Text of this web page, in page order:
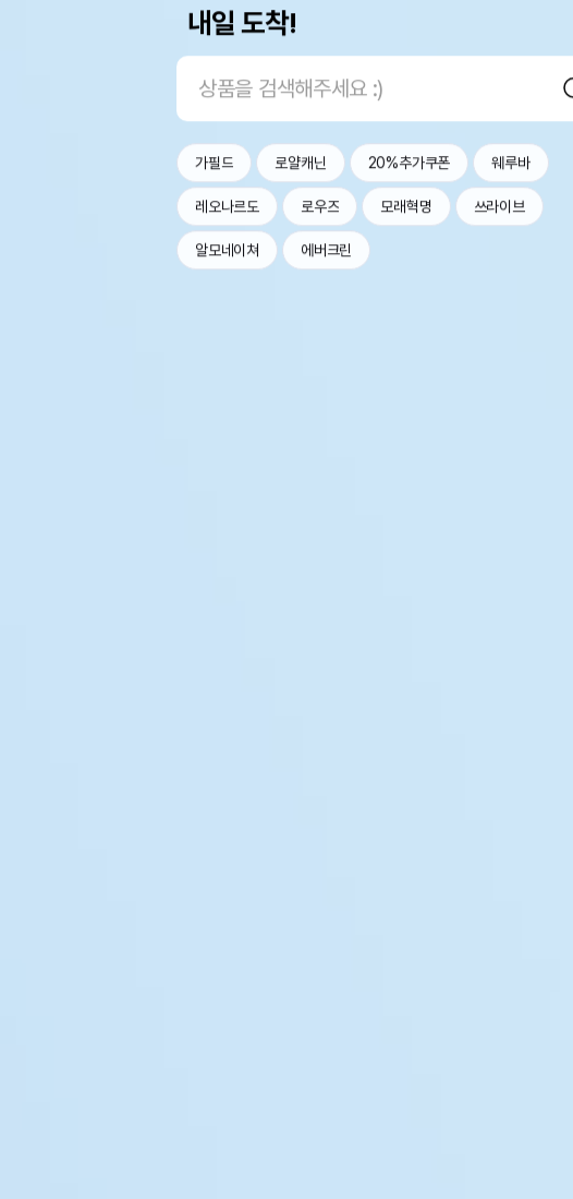
내일 도착!
가필드 로얄캐닌 20%추가쿠폰 웨루바
레오나르도 로우즈 모래혁명 쓰라이브
알모네이쳐 에버크린